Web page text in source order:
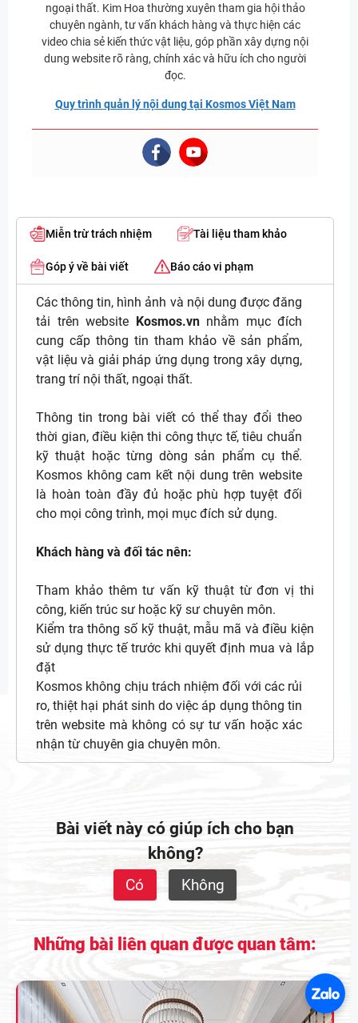
ngoại thất. Kim Hoa thường xuyên tham gia hội thảo
chuyên ngành, tư vấn khách hàng và thực hiện các
video chia sẻ kiến thức vật liệu, góp phần xây dựng nội
dung website rõ ràng, chính xác và hữu ích cho người
đọc.
Quy trình quản lý nội dung tại Kosmos Việt Nam
Miễn trừ trách nhiệm Tài liệu tham khảo
Góp ý về bài viết Báo cáo vi phạm
Các thông tin, hình ảnh và nội dung được đăng
tải trên website Kosmos.vnnhằm mục đích
cung cấp thông tin tham khảo về sản phẩm,
vật liệu và giải pháp ứng dụng trong xây dựng,
trang trí nội thất, ngoại thất.
Thông tin trong bài viết có thể thay đổi theo
thời gian, điều kiện thi công thực tế, tiêu chuẩn
kỹ thuật hoặc từng dòng sản phẩm cụ thể.
Kosmos không cam kết nội dung trên website
là hoàn toàn đầy đủ hoặc phù hợp tuyệt đối
cho mọi công trình, mọi mục đích sử dụng.
Khách hàng và đối tác nên:
Tham khảo thêm tư vấn kỹ thuật từ đơn vị thi
công, kiến trúc sư hoặc kỹ sư chuyên môn.
Kiểm tra thông số kỹ thuật, mẫu mã và điều kiện
sử dụng thực tế trước khi quyết định mua và lắp
đặt
Kosmos không chịu trách nhiệm đối với các rủi
ro, thiệt hại phát sinh do việc áp dụng thông tin
trên website mà không có sự tư vấn hoặc xác
nhận từ chuyên gia chuyên môn.
Bài viết này có giúp ích cho bạn
không?
Có Không
Những bài liên quan được quan tâm: